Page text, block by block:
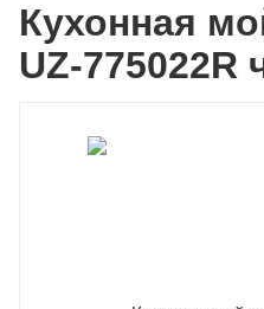
Кухонная
UZ-775022R